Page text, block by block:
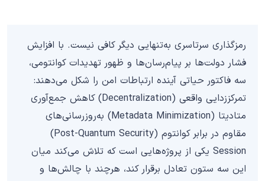
رمزگذاری سرتاسری به‌تنهایی دیگر کافی نیست. با افزایش
فشار دولت‌ها بر پیام‌رسان‌ها و ظهور تهدیدات کوانتومی،
سه فاکتور حیاتی آینده ارتباطات امن را شکل می‌دهند:
تمرکززدایی واقعی (Decentralization) کاهش جمع‌آوری
متادیتا (Metadata Minimization) به‌روزرسانی‌های
مقاوم در برابر کوانتوم (Post-Quantum Security)
Session یکی از پروژه‌هایی است که تلاش می‌کند میان
این سه ستون تعادل برقرار کند، هرچند با چالش‌ها و